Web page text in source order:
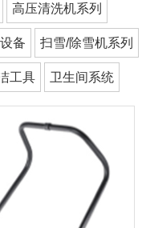
高压清洗机系列
备 扫雪/除雪机系列
工具 卫生间系统